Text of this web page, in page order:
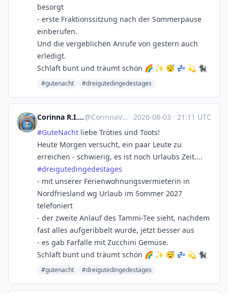
besorgt
- erste Fraktionssitzung nach der Sommerpause
einberufen.
Und die vergeblichen Anrufe von gestern auch
erledigt.
Schlaft bunt und träumt schön 🌈 ✨ 😴 💤 💫 🐈‍⬛
#gutenacht #dreigutedingedestages
Corinna R.I.P. Natenom :nona:@CorinnaVahrenk1@troet.cafe ·2026-08-03 · 21:11 UTC
#GuteNacht liebe Tröties und Toots!
Heute Morgen versucht, ein paar Leute zu
erreichen - schwierig, es ist noch Urlaubs Zeit....
#dreigutedingedestages
- mit unserer Ferienwohnungsvermieterin in
Nordfriesland wg Urlaub im Sommer 2027
telefoniert
- der zweite Anlauf des Tammi-Tee sieht, nachdem
fast alles aufgeribbelt wurde, jetzt besser aus
- es gab Farfalle mit Zucchini Gemüse.
Schlaft bunt und träumt schön 🌈 ✨ 😴 💤 💫 🐈‍⬛
#gutenacht #dreigutedingedestages